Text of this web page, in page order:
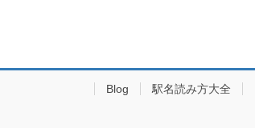
Blog 駅名読み方大全